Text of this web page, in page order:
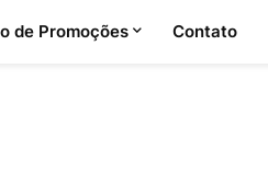
de Promoções Contato